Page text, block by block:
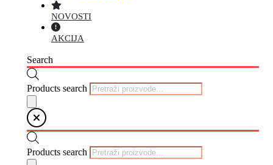
NOVOSTI
AKCIJA
Search
Products search
Products search